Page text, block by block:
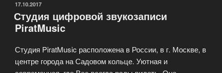
ОПУБЛИКОВАНО
17.10.2017
Студия цифровой звукозаписи
PiratMusic
Студия PiratMusic расположена в России, в г. Москве, в
центре города на Садовом кольце. Уютная и